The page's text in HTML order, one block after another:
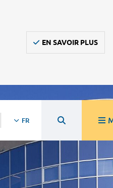
EN SAVOIR PLUS
FR